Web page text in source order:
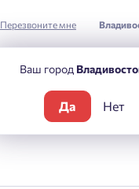
Перезвоните мне
Ваш город
Да Нет